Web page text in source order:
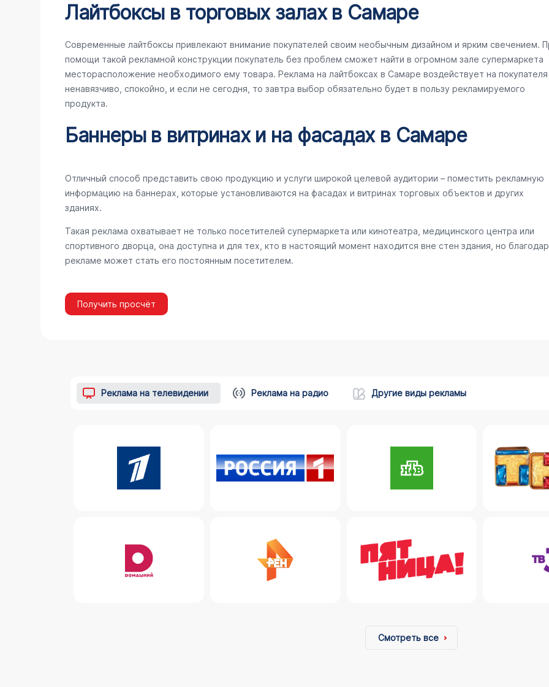
Лайтбоксы в торговых залах в Самаре
Современные лайтбоксы привлекают внимание покупателей своим необычным дизайном и ярким свечением.
помощи такой рекламной конструкции покупатель без проблем сможет найти в огромном зале супермаркета
месторасположение необходимого ему товара. Реклама на лайтбоксах в Самаре воздействует на покупателя
ненавязчиво, спокойно, и если не сегодня, то завтра выбор обязательно будет в пользу рекламируемого
продукта.
Баннеры в витринах и на фасадах в Самаре
Отличный способ представить свою продукцию и услуги широкой целевой аудитории – поместить рекламную
информацию на баннерах, которые установливаются на фасадах и витринах торговых объектов и других
зданиях.
Такая реклама охватывает не только посетителей супермаркета или кинотеатра, медицинского центра или
спортивного дворца, она доступна и для тех, кто в настоящий момент находится вне стен здания, но
рекламе может стать его постоянным посетителем.
Получить просчёт
Реклама на телевидении Реклама на радио Другие виды рекламы
Смотреть все